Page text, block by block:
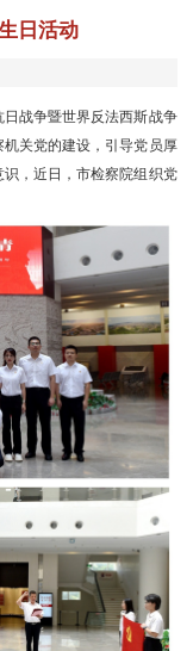
日活动
战争暨世界反法西斯战争
关党的建设，引导党员厚
，近日，市检察院组织党